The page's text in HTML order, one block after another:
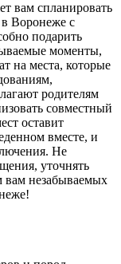
вам спланировать
Воронеже с
подарить
моменты,
на места, которые
родителям
совместный
оставит
вместе, и
Не
уточнять
вам незабываемых